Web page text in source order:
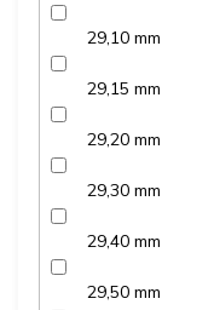
29,10 mm
29,15 mm
29,20 mm
29,30 mm
29,40 mm
29,50 mm